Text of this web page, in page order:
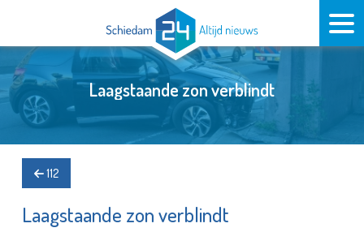
Laagstaande zon verblindt
112
Laagstaande zon verblindt